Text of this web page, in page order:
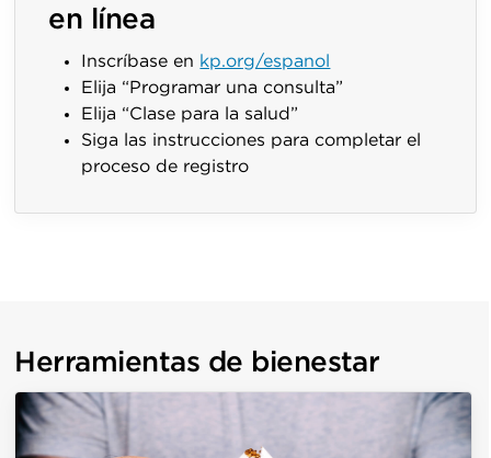
en línea
Inscríbase en kp.org/espanol
Elija “Programar una consulta”
Elija “Clase para la salud”
Siga las instrucciones para completar el
proceso de registro
Herramientas de bienestar